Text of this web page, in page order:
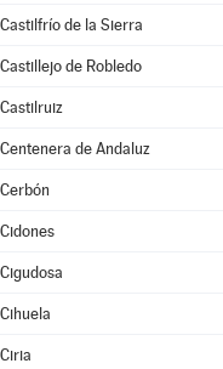
Castilfrío de la Sierra
Castillejo de Robledo
Castilruiz
Centenera de Andaluz
Cerbón
Cidones
Cigudosa
Cihuela
Ciria